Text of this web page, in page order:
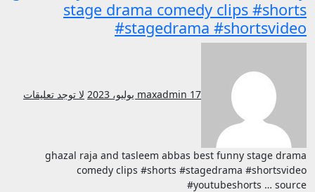
stage drama comedy clips #shorts
#stagedrama #shortsvideo
maxadmin 17 يوليو، 2023 لا توجد تعليقات
ghazal raja and tasleem abbas best funny stage drama
comedy clips #shorts #stagedrama #shortsvideo
#youtubeshorts … source